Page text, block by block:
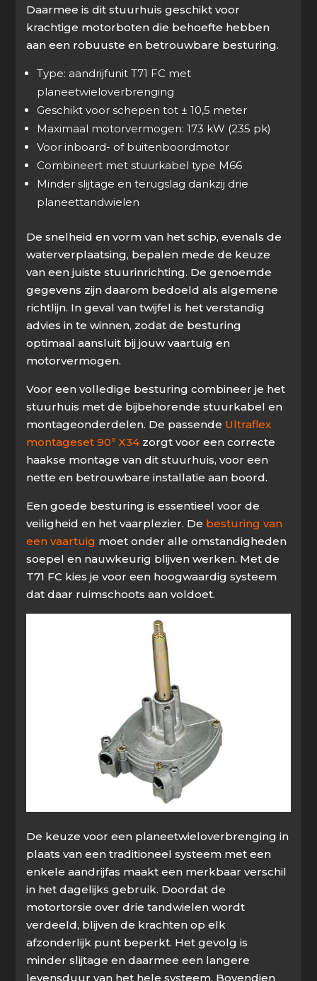
Daarmee is dit stuurhuis geschikt voor
krachtige motorboten die behoefte hebben
aan een robuuste en betrouwbare besturing.
Type: aandrijfunit T71 FC met
planeetwieloverbrenging
Geschikt voor schepen tot ± 10,5 meter
Maximaal motorvermogen: 173 kW (235 pk)
Voor inboard- of buitenboordmotor
Combineert met stuurkabel type M66
Minder slijtage en terugslag dankzij drie
planeettandwielen
De snelheid en vorm van het schip, evenals de
waterverplaatsing, bepalen mede de keuze
van een juiste stuurinrichting. De genoemde
gegevens zijn daarom bedoeld als algemene
richtlijn. In geval van twijfel is het verstandig
advies in te winnen, zodat de besturing
optimaal aansluit bij jouw vaartuig en
motorvermogen.
Voor een volledige besturing combineer je het
stuurhuis met de bijbehorende stuurkabel en
montageonderdelen. De passende Ultraflex
montageset 90º X34zorgt voor een correcte
haakse montage van dit stuurhuis, voor een
nette en betrouwbare installatie aan boord.
Een goede besturing is essentieel voor de
veiligheid en het vaarplezier. De besturing van
een vaartuig moet onder alle omstandigheden
soepel en nauwkeurig blijven werken. Met de
T71 FC kies je voor een hoogwaardig systeem
dat daar ruimschoots aan voldoet.
De keuze voor een planeetwieloverbrenging in
plaats van een traditioneel systeem met een
enkele aandrijfas maakt een merkbaar verschil
in het dagelijks gebruik. Doordat de
motortorsie over drie tandwielen wordt
verdeeld, blijven de krachten op elk
afzonderlijk punt beperkt. Het gevolg is
minder slijtage en daarmee een langere
levensduur van het hele systeem. Bovendien